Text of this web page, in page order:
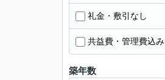
礼金・敷引なし
共益費・管理費込み
築年数